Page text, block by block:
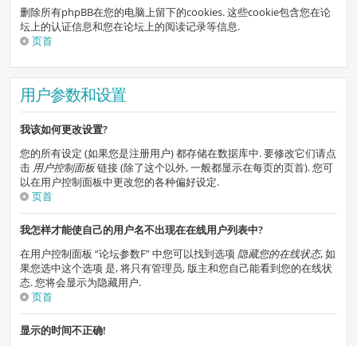
删除所有phpBB在您的电脑上留下的cookies. 这些cookie包含您在论
坛上的认证信息和您在论坛上的阅读记录等信息.
页首
用户参数和设置
我该如何更改设置?
您的所有设定 (如果您是注册用户) 都存储在数据库中. 要修改它们请点
击 用户控制面板链接 (除了这个以外, 一般都显示在每页的页首). 您可
以在用户控制面板中更改您的各种偏好设定.
页首
我怎样才能使自己的用户名不出现在在线用户列表中?
在用户控制面板 “论坛参数F” 中您可以找到选项 隐藏您的在线状态, 如
果您选中这个选项 是, 将只有管理员, 版主和您自己能看到您的在线状
态. 您将会显示为隐藏用户.
页首
显示的时间不正确!